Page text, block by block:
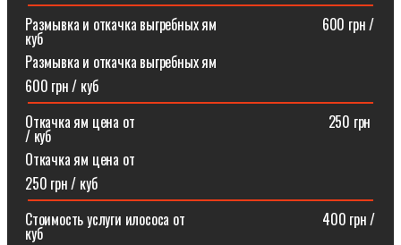
Размывка и откачка выгребных ям⠀⠀⠀⠀⠀⠀⠀⠀⠀⠀600 грн /
куб
Размывка и откачка выгребных ям
600 грн / куб
Откачка ям цена от ⠀⠀⠀⠀⠀⠀⠀⠀⠀⠀⠀⠀⠀⠀⠀⠀⠀⠀250 грн
/ куб
Откачка ям цена от
250 грн / куб
Стоимость услуги илососа от⠀⠀⠀⠀⠀⠀⠀⠀⠀⠀⠀⠀⠀400 грн /
куб